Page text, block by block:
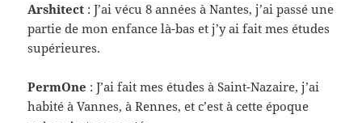
Arshi­tect : J’ai vécu 8 années à Nantes, j’ai passé une
par­tie de mon enfance là-​bas et j’y ai fait mes études
supérieures.
Per­mOne : J’ai fait mes études à Saint-​Nazaire, j’ai
habité à Vannes, à Rennes, et c’est à cette époque